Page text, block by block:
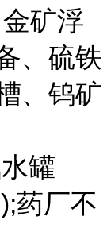
矿浮
、硫铁
、钨矿
罐
药厂不